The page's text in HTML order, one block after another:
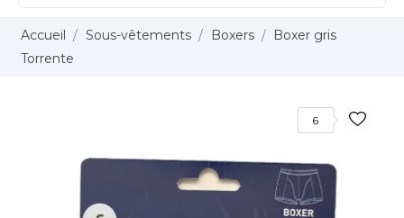
Accueil Sous-vêtements Boxers
Boxer gris
Torrente
6